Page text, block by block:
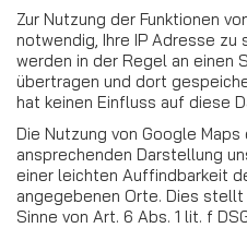
Zur Nutzung der Funktionen
notwendig, Ihre IP Adresse zu
werden in der Regel an einen
übertragen und dort
hat keinen Einfluss auf diese
Die Nutzung von Google
ansprechenden Darstellung
einer leichten Auffindbarkeit
angegebenen Orte. Dies
Sinne von Art. 6 Abs. 1 lit. f